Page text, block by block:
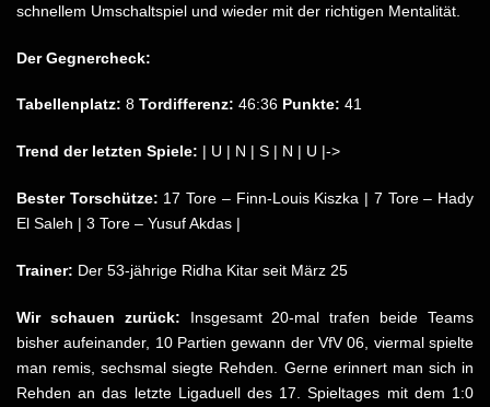
schnellem Umschaltspiel und wieder mit der richtigen Mentalität.
Der Gegnercheck:
Tabellenplatz: 8 Tordifferenz: 46:36 Punkte: 41
Trend der letzten Spiele: | U | N | S | N | U |->
Bester Torschütze: 17 Tore – Finn-Louis Kiszka | 7 Tore – Hady
El Saleh | 3 Tore – Yusuf Akdas |
Trainer: Der 53-jährige Ridha Kitar seit März 25
Wir schauen zurück: Insgesamt 20-mal trafen beide Teams
bisher aufeinander, 10 Partien gewann der VfV 06, viermal spielte
man remis, sechsmal siegte Rehden. Gerne erinnert man sich in
Rehden an das letzte Ligaduell des 17. Spieltages mit dem 1:0